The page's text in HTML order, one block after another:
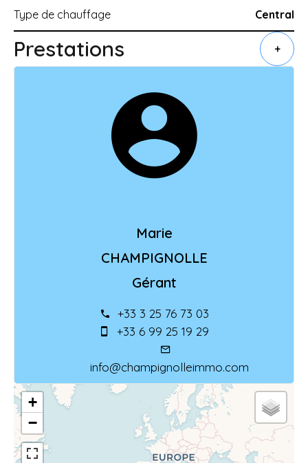
Type de chauffage Central
Prestations +
Marie
CHAMPIGNOLLE
Gérant
+33 3 25 76 73 03
+33 6 99 25 19 29
info@champignolleimmo.com
+
−